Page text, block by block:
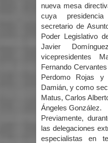
nueva mesa
cuya
secretario de
Poder Legislativo
Javier
vicepresidentes
Fernando
Perdomo Rojas y
Damián, y como
Matus, Carlos
Ángeles González.
Previamente,
las delegaciones
especialistas en